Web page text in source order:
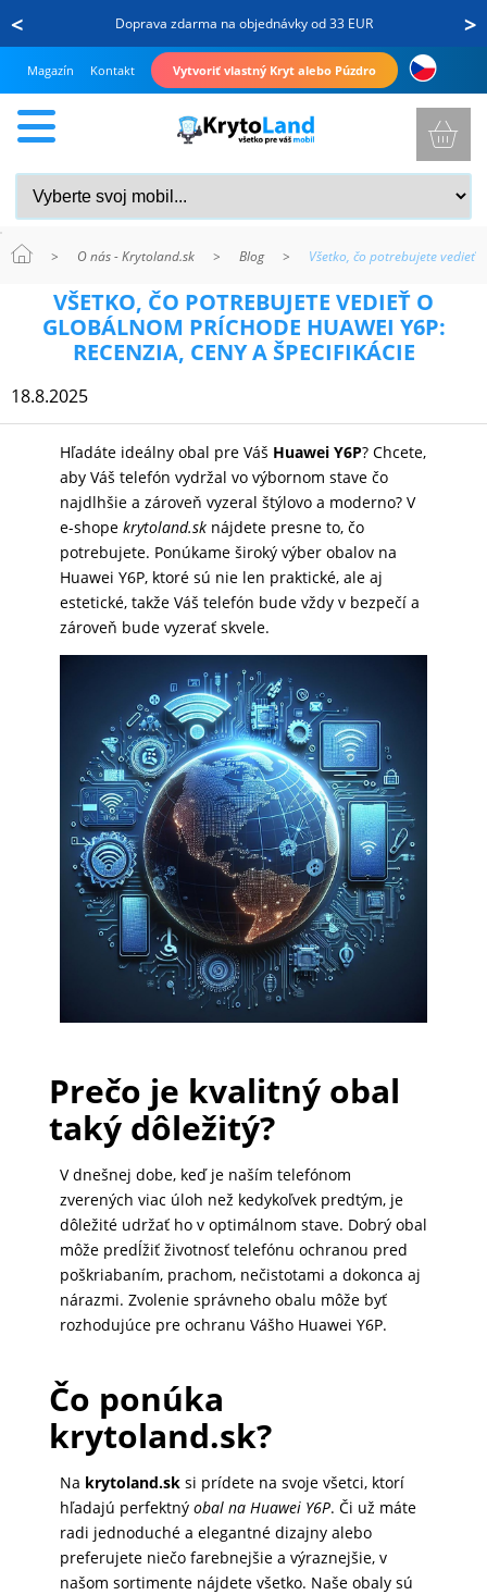
< >
Doprava zdarma na objednávky od 33 EUR
Magazín Kontakt Vytvoriť vlastný Kryt alebo Púzdro
MOBIL
TVRDENÉ
PRÍSLUŠENSTVO
TABLETY
NOTEBOOK
GAMING
SMART
DOMÁCNOSŤ
POPSOCKETY
VŠETKO, ČO POTREBUJETE VEDIEŤ O
GLOBÁLNOM PRÍCHODE HUAWEI Y6P:
RECENZIA, CENY A ŠPECIFIKÁCIE
18.8.2025
Hľadáte ideálny obal pre Váš Huawei Y6P? Chcete,
aby Váš telefón vydržal vo výbornom stave čo
najdlhšie a zároveň vyzeral štýlovo a moderno? V
e-shope krytoland.sknájdete presne to, čo
potrebujete. Ponúkame široký výber obalov na
Huawei Y6P, ktoré sú nie len praktické, ale aj
estetické, takže Váš telefón bude vždy v bezpečí a
zároveň bude vyzerať skvele.
Prečo je kvalitný obal
taký dôležitý?
V dnešnej dobe, keď je naším telefónom
zverených viac úloh než kedykoľvek predtým, je
dôležité udržať ho v optimálnom stave. Dobrý obal
môže predĺžiť životnosť telefónu ochranou pred
poškriabaním, prachom, nečistotami a dokonca aj
nárazmi. Zvolenie správneho obalu môže byť
rozhodujúce pre ochranu Vášho Huawei Y6P.
Čo ponúka
krytoland.sk?
Na krytoland.sksi prídete na svoje všetci, ktorí
hľadajú perfektný obal na Huawei Y6P. Či už máte
radi jednoduché a elegantné dizajny alebo
preferujete niečo farebnejšie a výraznejšie, v
našom sortimente nájdete všetko. Naše obaly sú
> O nás - Krytoland.sk > Blog > Všetko, čo potrebujete vedieť